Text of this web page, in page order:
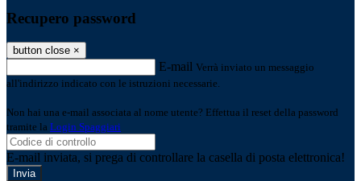
Recupero password
button close ×
E-mail Verrà inviato un messaggio
all'indirizzo indicato con le istruzioni necessarie.
Non hai una e-mail associata al nome utente? Effettua il reset della password
tramite la Login Spaggiari
E-mail inviata, si prega di controllare la casella di posta elettronica!